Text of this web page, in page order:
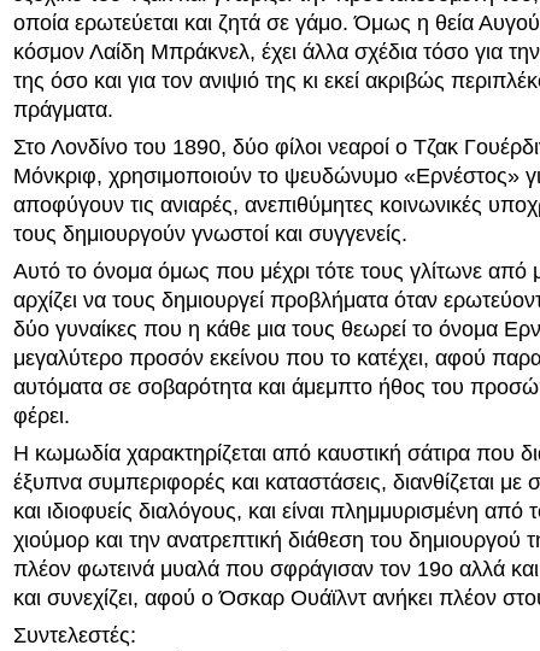
οποία ερωτεύεται και ζητά σε γάμο. Όμως η θεία
κόσμον Λαίδη Μπράκνελ, έχει άλλα σχέδια τόσο για
της όσο και για τον ανιψιό της κι εκεί ακριβώς
πράγματα.
Στο Λονδίνο του 1890, δύο φίλοι νεαροί ο Τζακ
Μόνκριφ, χρησιμοποιούν το ψευδώνυμο «Ερνέστος»
αποφύγουν τις ανιαρές, ανεπιθύμητες κοινωνικές
τους δημιουργούν γνωστοί και συγγενείς.
Αυτό το όνομα όμως που μέχρι τότε τους γλίτωνε από
αρχίζει να τους δημιουργεί προβλήματα όταν
δύο γυναίκες που η κάθε μια τους θεωρεί το όνομα
μεγαλύτερο προσόν εκείνου που το κατέχει, αφού
αυτόματα σε σοβαρότητα και άμεμπτο ήθος του
φέρει.
Η κωμωδία χαρακτηρίζεται από καυστική σάτιρα που
έξυπνα συμπεριφορές και καταστάσεις, διανθίζεται
και ιδιοφυείς διαλόγους, και είναι πλημμυρισμένη από
χιούμορ και την ανατρεπτική διάθεση του δημιουργού
πλέον φωτεινά μυαλά που σφράγισαν τον 19ο αλλά
και συνεχίζει, αφού ο Όσκαρ Ουάϊλντ ανήκει πλέον
Συντελεστές: